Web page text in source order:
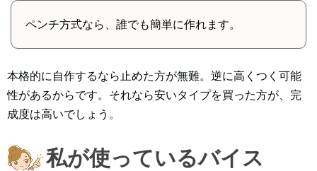
ペンチ方式なら、誰でも簡単に作れます。
本格的に自作するなら止めた方が無難。逆に高くつく可能
性があるからです。それなら安いタイプを買った方が、完
成度は高いでしょう。
私が使っているバイス